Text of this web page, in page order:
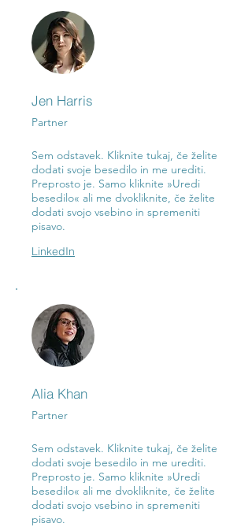
Jen Harris
Partner
Sem odstavek. Kliknite tukaj, če želite
dodati svoje besedilo in me urediti.
Preprosto je. Samo kliknite »Uredi
besedilo« ali me dvokliknite, če želite
dodati svojo vsebino in spremeniti
pisavo.
LinkedIn
Alia Khan
Partner
Sem odstavek. Kliknite tukaj, če želite
dodati svoje besedilo in me urediti.
Preprosto je. Samo kliknite »Uredi
besedilo« ali me dvokliknite, če želite
dodati svojo vsebino in spremeniti
pisavo.